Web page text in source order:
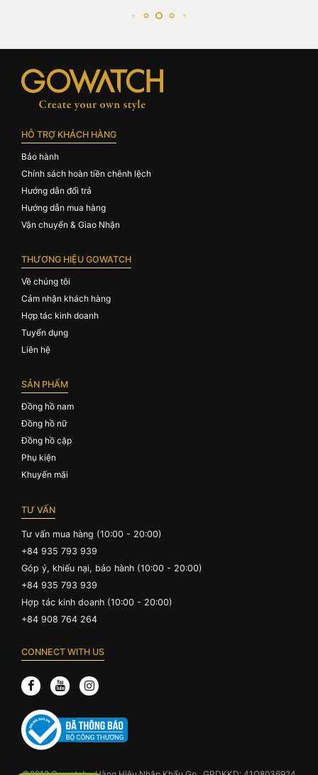
HỖ TRỢ KHÁCH HÀNG
Bảo hành
Chính sách hoàn tiền chênh lệch
Hướng dẫn đổi trả
Hướng dẫn mua hàng
Vận chuyển & Giao Nhận
THƯƠNG HIỆU GOWATCH
Về chúng tôi
Cảm nhận khách hàng
Hợp tác kinh doanh
Tuyển dụng
Liên hệ
SẢN PHẨM
Đồng hồ nam
Đồng hồ nữ
Đồng hồ cặp
Phụ kiện
Khuyến mãi
TƯ VẤN
Tư vấn mua hàng (10:00 - 20:00)
+84 935 793 939
Góp ý, khiếu nại, bảo hành (10:00 - 20:00)
+84 935 793 939
Hợp tác kinh doanh (10:00 - 20:00)
+84 908 764 264
CONNECT WITH US